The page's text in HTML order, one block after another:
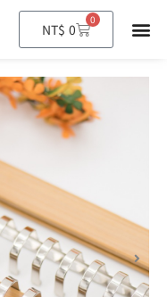
NT$ 0
0
購
物